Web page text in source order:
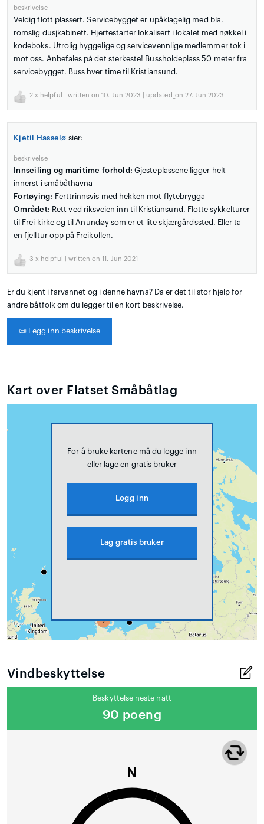
beskrivelse
Veldig flott plassert. Servicebygget er upåklagelig med bla.
romslig dusjkabinett. Hjertestarter lokalisert i lokalet med nøkkel i
kodeboks. Utrolig hyggelige og servicevennlige medlemmer tok i
mot oss. Anbefales på det sterkeste! Bussholdeplass 50 meter fra
servicebygget. Buss hver time til Kristiansund.
2 x helpful | written on 10. Jun 2023 | updated_on 27. Jun 2023
Kjetil Hasselø sier:
beskrivelse
Innseiling og maritime forhold: Gjesteplassene ligger helt
innerst i småbåthavna
Fortøying: Ferttrinnsvis med hekken mot flytebrygga
Området: Rett ved riksveien inn til Kristiansund. Flotte sykkelturer
til Frei kirke og til Anundøy som er et lite skjærgårdssted. Eller ta
en fjelltur opp på Freikollen.
3 x helpful | written on 11. Jun 2021
Er du kjent i farvannet og i denne havna? Da er det til stor hjelp for
andre båtfolk om du legger til en kort beskrivelse.
📜 Legg inn beskrivelse
Kart over Flatset Småbåtlag
For å bruke kartene må du logge inn
eller lage en gratis bruker
Logg inn
Lag gratis bruker
Vindbeskyttelse
Beskyttelse neste natt
90 poeng
N